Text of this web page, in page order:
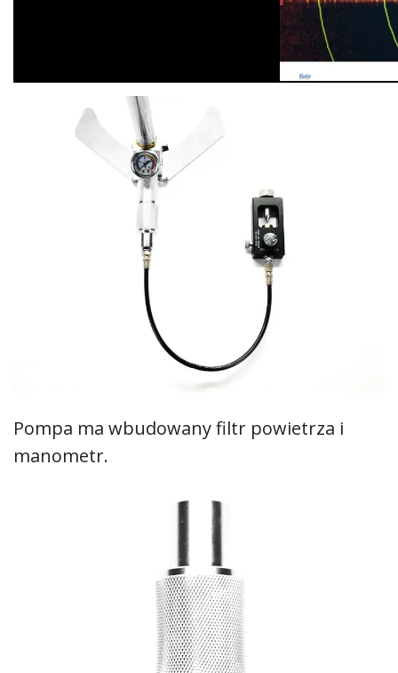
Pompa ma wbudowany filtr powietrza i
manometr.